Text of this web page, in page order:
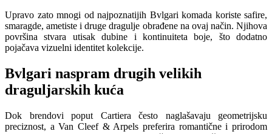
Upravo zato mnogi od najpoznatijih Bvlgari komada koriste safire,
smaragde, ametiste i druge dragulje obrađene na ovaj način. Njihova
površina stvara utisak dubine i kontinuiteta boje, što dodatno
pojačava vizuelni identitet kolekcije.
Bvlgari naspram drugih velikih
draguljarskih kuća
Dok brendovi poput Cartiera često naglašavaju geometrijsku
preciznost, a Van Cleef & Arpels preferira romantične i prirodom